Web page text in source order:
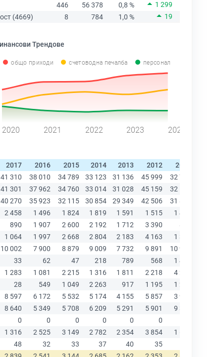
446
56 378 0,8 %
1 299
(4669)
8 784 1,0 % 19
Трендове
общо приходи счетоводна печалба персонал
2020 2021 2022 2023 2024
2017 2016 2015 2014 2013 2012 2011